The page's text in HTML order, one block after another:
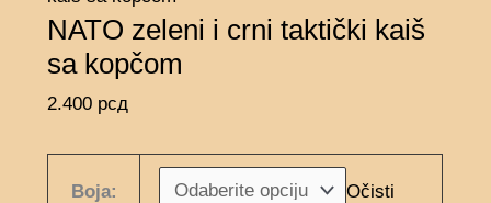
NATO zeleni i crni taktički kaiš
sa kopčom
2.400 рсд
Boja: Očisti